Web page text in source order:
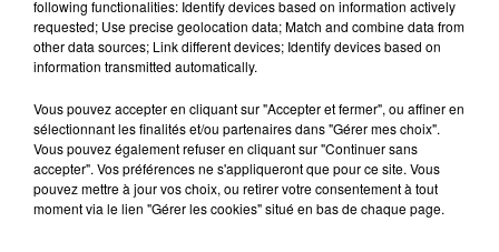
AUTRES PODCASTS
following functionalities: Identify devices based on information actively
requested; Use precise geolocation data; Match and combine data from
other data sources; Link different devices; Identify devices based on
information transmitted automatically.
Vous pouvez accepter en cliquant sur "Accepter et fermer", ou affiner en
sélectionnant les finalités et/ou partenaires dans "Gérer mes choix".
Vous pouvez également refuser en cliquant sur "Continuer sans
accepter". Vos préférences ne s'appliqueront que pour ce site. Vous
pouvez mettre à jour vos choix, ou retirer votre consentement à tout
moment via le lien "Gérer les cookies" situé en bas de chaque page.